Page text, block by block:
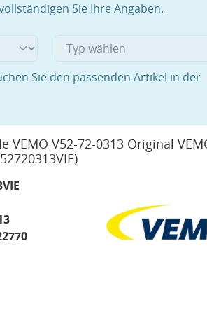
Sie Ihre Angaben.
Sie den passenden Artikel in der
VEMO V52-72-0313 Original